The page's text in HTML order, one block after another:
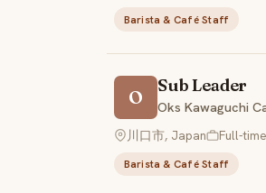
Barista & Café Staff
O
Sub Leader
Oks Kawaguchi
川口市, Japan
Full-time
Barista & Café Staff